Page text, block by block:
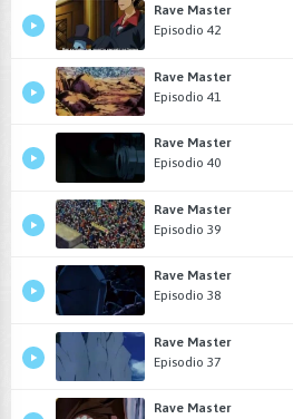
Rave Master
Episodio 42
Rave Master
Episodio 41
Rave Master
Episodio 40
Rave Master
Episodio 39
Rave Master
Episodio 38
Rave Master
Episodio 37
Rave Master